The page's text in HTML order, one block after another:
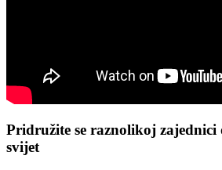
Pridružite se raznolikoj
svijet